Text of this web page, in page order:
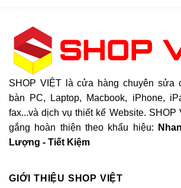
SHOP VIỆT là cửa hàng chuyên sửa
bàn PC, Laptop, Macbook, iPhone,
fax...và dịch vụ thiết kế Website. SHOP
gắng hoàn thiện theo khẩu hiệu:
Lượng - Tiết Kiệm
GIỚI THIỆU SHOP VIỆT